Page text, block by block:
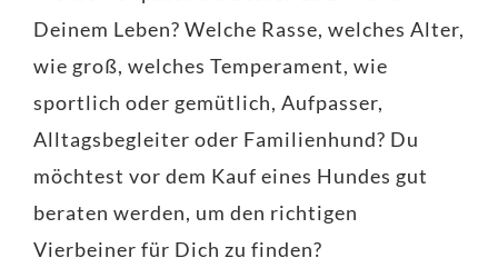
Deinem Leben? Welche Rasse, welches Alter,
wie groß, welches Temperament, wie
sportlich oder gemütlich, Aufpasser,
Alltagsbegleiter oder Familienhund? Du
möchtest vor dem Kauf eines Hundes gut
beraten werden, um den richtigen
Vierbeiner für Dich zu finden?